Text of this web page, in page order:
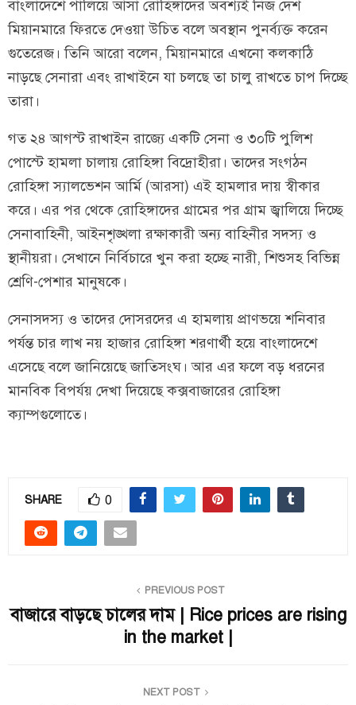
বাংলাদেশে পালিয়ে আসা রোহিঙ্গাদের অবশ্যই নিজ দেশ
মিয়ানমারে ফিরতে দেওয়া উচিত বলে অবস্থান পুনর্ব্যক্ত করেন
গুতেরেজ। তিনি আরো বলেন, মিয়ানমারে এখনো কলকাঠি
নাড়ছে সেনারা এবং রাখাইনে যা চলছে তা চালু রাখতে চাপ দিচ্ছে
তারা।
গত ২৪ আগস্ট রাখাইন রাজ্যে একটি সেনা ও ৩০টি পুলিশ
পোস্টে হামলা চালায় রোহিঙ্গা বিদ্রোহীরা। তাদের সংগঠন
রোহিঙ্গা স্যালভেশন আর্মি (আরসা) এই হামলার দায় স্বীকার
করে। এর পর থেকে রোহিঙ্গাদের গ্রামের পর গ্রাম জ্বালিয়ে দিচ্ছে
সেনাবাহিনী, আইনশৃঙ্খলা রক্ষাকারী অন্য বাহিনীর সদস্য ও
স্থানীয়রা। সেখানে নির্বিচারে খুন করা হচ্ছে নারী, শিশুসহ বিভিন্ন
শ্রেণি-পেশার মানুষকে।
সেনাসদস্য ও তাদের দোসরদের এ হামলায় প্রাণভয়ে শনিবার
পর্যন্ত চার লাখ নয় হাজার রোহিঙ্গা শরণার্থী হয়ে বাংলাদেশে
‌এসেছে বলে জানিয়েছে জাতিসংঘ। আর এর ফলে বড় ধরনের
মানবিক বিপর্যয় দেখা দিয়েছে কক্সবাজারের রোহিঙ্গা
ক্যাম্পগুলোতে।
SHARE 0
PREVIOUS POST
বাজারে বাড়ছে চালের দাম | Rice prices are rising
in the market |
NEXT POST